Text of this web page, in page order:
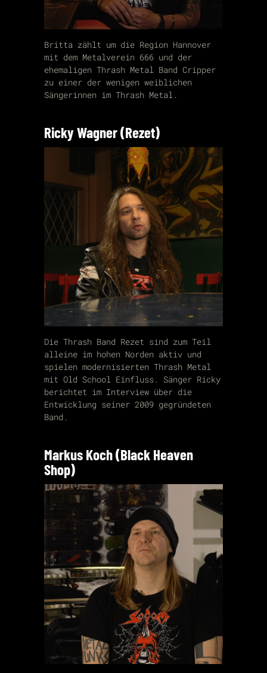
Britta zählt um die Region Hannover
mit dem Metalverein 666 und der
ehemaligen Thrash Metal Band Cripper
zu einer der wenigen weiblichen
Sängerinnen im Thrash Metal.
Ricky Wagner (Rezet)
Die Thrash Band Rezet sind zum Teil
alleine im hohen Norden aktiv und
spielen modernisierten Thrash Metal
mit Old School Einfluss. Sänger Ricky
berichtet im Interview über die
Entwicklung seiner 2009 gegründeten
Band.
Markus Koch (Black Heaven
Shop)